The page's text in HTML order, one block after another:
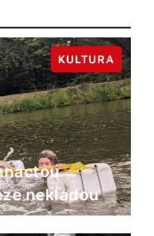
nekladou
KULTURA